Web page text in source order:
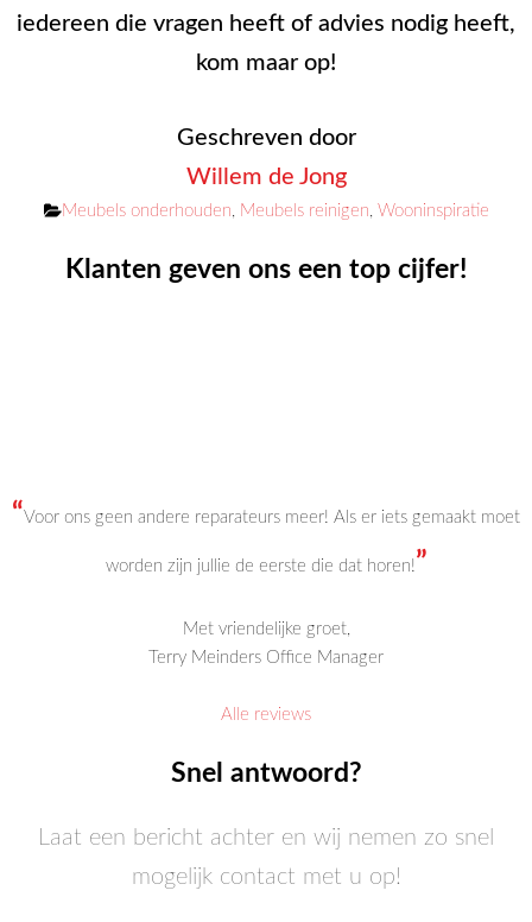
iedereen die vragen heeft of advies nodig heeft,
kom maar op!
Geschreven door
Willem de Jong
Categorieën
Meubels onderhouden Meubels reinigen Wooninspiratie
Klanten geven ons een top cijfer!
“Voor ons geen andere reparateurs meer! Als er iets gemaakt moet
worden zijn jullie de eerste die dat horen!”
Met vriendelijke groet,
Terry Meinders Office Manager
Alle reviews
Snel antwoord?
Laat een bericht achter en wij nemen zo snel
mogelijk contact met u op!